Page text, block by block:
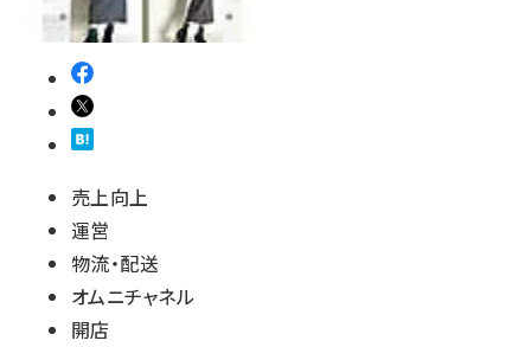
売上向上
運営
物流・配送
オムニチャネル
開店